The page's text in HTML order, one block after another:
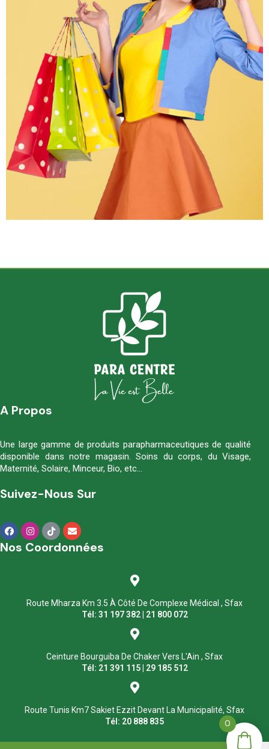
A Propos
Une large gamme de produits parapharmaceutiques de qualité
disponible dans notre magasin. Soins du corps, du Visage,
Maternité, Solaire, Minceur, Bio, etc…
Suivez-Nous Sur
Nos Coordonnées
Route Mharza Km 3.5 À Côté De Complexe Médical , Sfax
Tél: 31 197 382 | 21 800 072
Ceinture Bourguiba De Chaker Vers L'Ain , Sfax
Tél: 21 391 115 | 29 185 512
Route Tunis Km7 Sakiet Ezzit Devant La Municipalité, Sfax
Tél: 20 888 835
0